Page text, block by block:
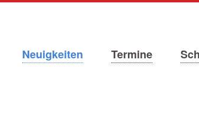
Neuigkeiten Termine